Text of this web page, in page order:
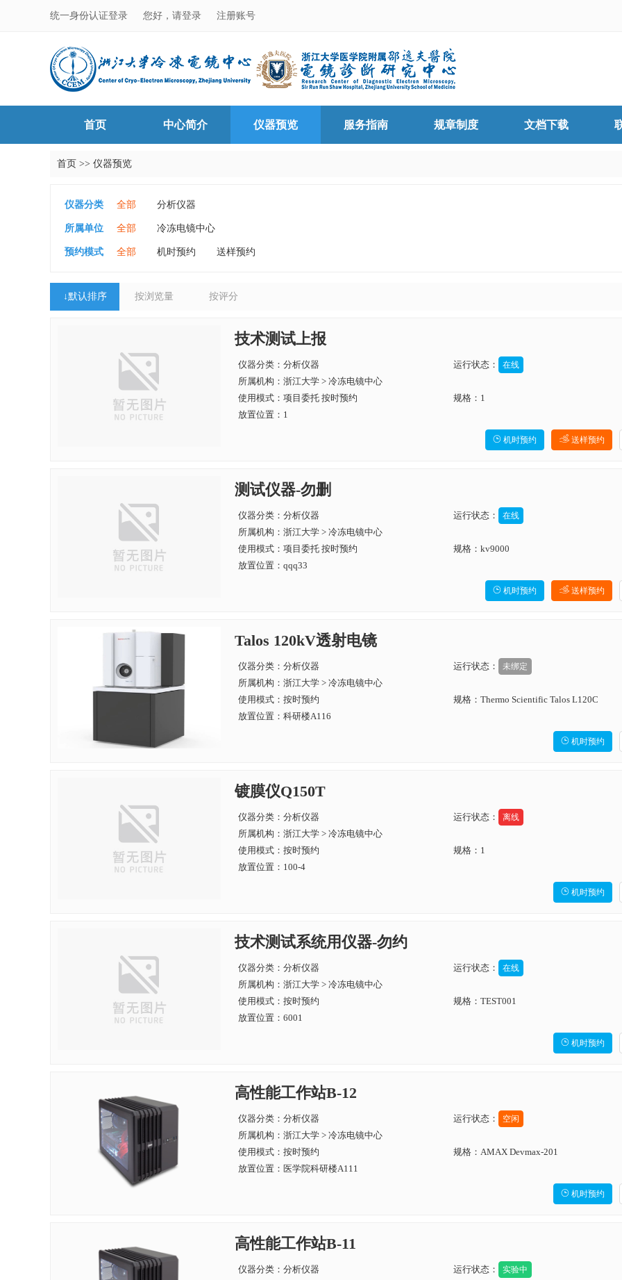
统一身份认证登录 您好，请登录 注册账号
首页 中心简介 仪器预览 服务指南 规章制度 文档下载
首页 >> 仪器预览
仪器分类 全部 分析仪器
所属单位 全部 冷冻电镜中心
预约模式 全部 机时预约 送样预约
↓默认排序 按浏览量 按评分
技术测试上报
仪器分类：分析仪器 运行状态： 在线
所属机构： 浙江大学 > 冷冻电镜中心
使用模式：项目委托 按时预约
规格：1
放置位置：1
送样预约
 机时预约
测试仪器-勿删
仪器分类：分析仪器 运行状态： 在线
所属机构： 浙江大学 > 冷冻电镜中心
使用模式：项目委托 按时预约
规格：kv9000
放置位置：qqq33
送样预约
 机时预约
Talos 120kV透射电镜
仪器分类：分析仪器 运行状态： 未绑定
所属机构： 浙江大学 > 冷冻电镜中心
使用模式：按时预约
规格：Thermo Scientific Talos L120C
放置位置：科研楼A116
 机时预约
镀膜仪Q150T
仪器分类：分析仪器 运行状态： 离线
所属机构： 浙江大学 > 冷冻电镜中心
使用模式：按时预约
规格：1
放置位置：100-4
 机时预约
技术测试系统用仪器-勿约
仪器分类：分析仪器 运行状态： 在线
所属机构： 浙江大学 > 冷冻电镜中心
使用模式：按时预约
规格：TEST001
放置位置：6001
 机时预约
高性能工作站B-12
仪器分类：分析仪器 运行状态： 空闲
所属机构： 浙江大学 > 冷冻电镜中心
使用模式：按时预约
规格：AMAX Devmax-201
放置位置：医学院科研楼A111
 机时预约
高性能工作站B-11
仪器分类：分析仪器 运行状态： 实验中